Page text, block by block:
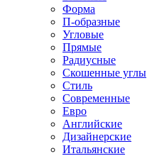
Форма
П-образные
Угловые
Прямые
Радиусные
Скошенные углы
Стиль
Современные
Евро
Английские
Дизайнерские
Итальянские